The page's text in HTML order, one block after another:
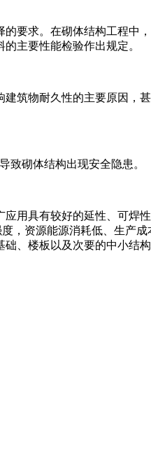
要求。在砌体结构工程中
主要性能检验作出规定。
筑物耐久性的主要原因，
致砌体结构出现安全隐患。
用具有较好的延性、可焊
，资源能源消耗低、生产成
、楼板以及次要的中小结构